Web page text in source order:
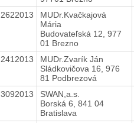
2622013
MUDr.Kvačkajová
Mária
Budovateľská 12, 977
01 Brezno
2412013
MUDr.Zvarík Ján
Sládkovičova 16, 976
81 Podbrezová
3092013
SWAN,a.s.
Borská 6, 841 04
Bratislava